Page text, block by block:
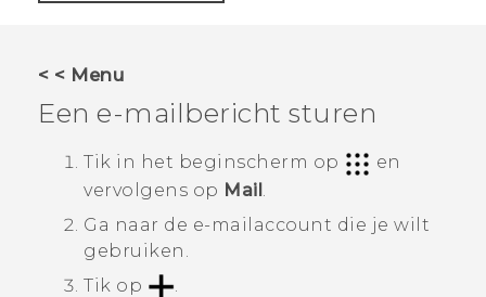
HTC Club
SUPPORT
HTC-apparaten & -accessoires
Aanmelden
< < Menu
Een e-mailbericht sturen
Tik in het beginscherm op
en
vervolgens op Mail
Ga naar de e-mailaccount die je wilt
gebruiken.
Tik op